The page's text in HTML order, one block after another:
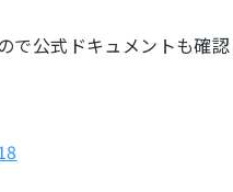
公式ドキュメントも確認